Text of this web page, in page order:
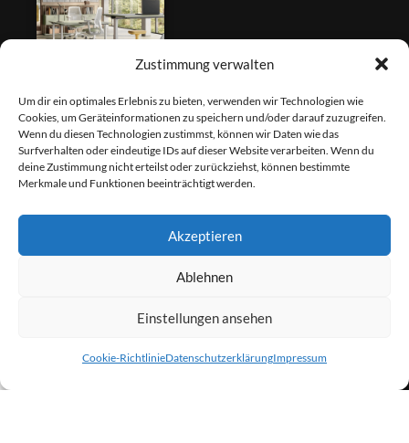
Zustimmung verwalten
Um dir ein optimales Erlebnis zu bieten, verwenden wir Technologien wie
Cookies, um Geräteinformationen zu speichern und/oder darauf zuzugreifen.
Wenn du diesen Technologien zustimmst, können wir Daten wie das
Surfverhalten oder eindeutige IDs auf dieser Website verarbeiten. Wenn du
deine Zustimmung nicht erteilst oder zurückziehst, können bestimmte
Merkmale und Funktionen beeinträchtigt werden.
Akzeptieren
Ablehnen
Einstellungen ansehen
Cookie-RichtlinieDatenschutzerklärungImpressum
Fernwartung
Newsletter - Anmeldung